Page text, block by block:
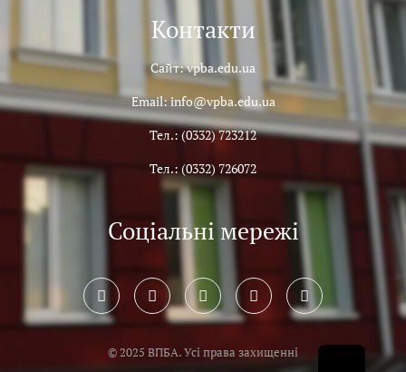
Контакти
Сайт: vpba.edu.ua
Email: info@vpba.edu.ua
Тел.: (0332) 723212
Тел.: (0332) 726072
Соціальні мережі
© 2025 ВПБА. Усі права захищенні